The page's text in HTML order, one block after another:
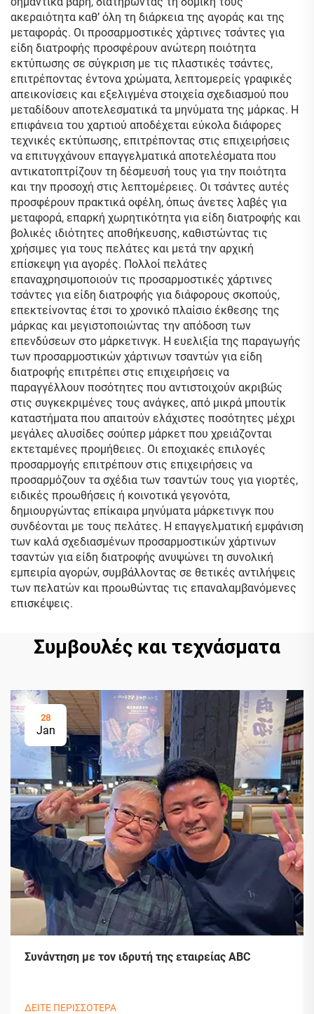
ακεραιότητα καθ’ όλη τη διάρκεια της αγοράς και της
μεταφοράς. Οι προσαρμοστικές χάρτινες τσάντες για
είδη διατροφής προσφέρουν ανώτερη ποιότητα
εκτύπωσης σε σύγκριση με τις πλαστικές τσάντες,
επιτρέποντας έντονα χρώματα, λεπτομερείς γραφικές
απεικονίσεις και εξελιγμένα στοιχεία σχεδιασμού που
μεταδίδουν αποτελεσματικά τα μηνύματα της μάρκας. Η
επιφάνεια του χαρτιού αποδέχεται εύκολα διάφορες
τεχνικές εκτύπωσης, επιτρέποντας στις επιχειρήσεις
να επιτυγχάνουν επαγγελματικά αποτελέσματα που
αντικατοπτρίζουν τη δέσμευσή τους για την ποιότητα
και την προσοχή στις λεπτομέρειες. Οι τσάντες αυτές
προσφέρουν πρακτικά οφέλη, όπως άνετες λαβές για
μεταφορά, επαρκή χωρητικότητα για είδη διατροφής και
βολικές ιδιότητες αποθήκευσης, καθιστώντας τις
χρήσιμες για τους πελάτες και μετά την αρχική
επίσκεψη για αγορές. Πολλοί πελάτες
επαναχρησιμοποιούν τις προσαρμοστικές χάρτινες
τσάντες για είδη διατροφής για διάφορους σκοπούς,
επεκτείνοντας έτσι το χρονικό πλαίσιο έκθεσης της
μάρκας και μεγιστοποιώντας την απόδοση των
επενδύσεων στο μάρκετινγκ. Η ευελιξία της παραγωγής
των προσαρμοστικών χάρτινων τσαντών για είδη
διατροφής επιτρέπει στις επιχειρήσεις να
παραγγέλλουν ποσότητες που αντιστοιχούν ακριβώς
στις συγκεκριμένες τους ανάγκες, από μικρά μπουτίκ
καταστήματα που απαιτούν ελάχιστες ποσότητες μέχρι
μεγάλες αλυσίδες σούπερ μάρκετ που χρειάζονται
εκτεταμένες προμήθειες. Οι εποχιακές επιλογές
προσαρμογής επιτρέπουν στις επιχειρήσεις να
προσαρμόζουν τα σχέδια των τσαντών τους για γιορτές,
ειδικές προωθήσεις ή κοινοτικά γεγονότα,
δημιουργώντας επίκαιρα μηνύματα μάρκετινγκ που
συνδέονται με τους πελάτες. Η επαγγελματική εμφάνιση
των καλά σχεδιασμένων προσαρμοστικών χάρτινων
τσαντών για είδη διατροφής ανυψώνει τη συνολική
εμπειρία αγορών, συμβάλλοντας σε θετικές αντιλήψεις
των πελατών και προωθώντας τις επαναλαμβανόμενες
επισκέψεις.
Συμβουλές και τεχνάσματα
28
Jan
Συνάντηση με τον ιδρυτή της εταιρείας ABC
ΔΕΙΤΕ ΠΕΡΙΣΣΟΤΕΡΑ